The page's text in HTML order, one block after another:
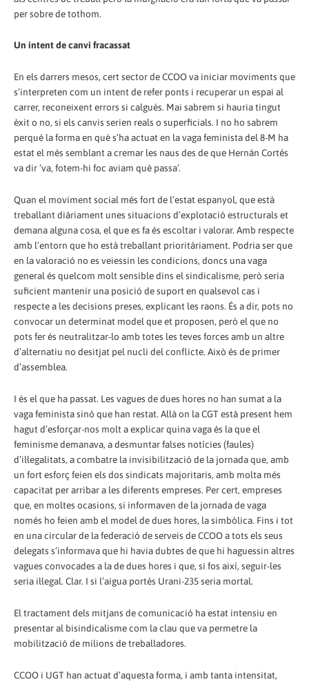
per sobre de tothom.
Un intent de canvi fracassat
En els darrers mesos, cert sector de CCOO va iniciar moviments que
s’interpreten com un intent de refer ponts i recuperar un espai al
carrer, reconeixent errors si calgués. Mai sabrem si hauria tingut
èxit o no, si els canvis serien reals o superficials. I no ho sabrem
perquè la forma en què s’ha actuat en la vaga feminista del 8-M ha
estat el més semblant a cremar les naus des de que Hernán Cortés
va dir ‘va, fotem-hi foc aviam què passa’.
Quan el moviment social més fort de l’estat espanyol, que està
treballant diàriament unes situacions d’explotació estructurals et
demana alguna cosa, el que es fa és escoltar i valorar. Amb respecte
amb l’entorn que ho està treballant prioritàriament. Podria ser que
en la valoració no es veiessin les condicions, doncs una vaga
general és quelcom molt sensible dins el sindicalisme, però seria
suficient mantenir una posició de suport en qualsevol cas i
respecte a les decisions preses, explicant les raons. És a dir, pots no
convocar un determinat model que et proposen, però el que no
pots fer és neutralitzar-lo amb totes les teves forces amb un altre
d’alternatiu no desitjat pel nucli del conflicte. Això és de primer
d’assemblea.
I és el que ha passat. Les vagues de dues hores no han sumat a la
vaga feminista sinó que han restat. Allà on la CGT està present hem
hagut d’esforçar-nos molt a explicar quina vaga és la que el
feminisme demanava, a desmuntar falses notícies (faules)
d’il·legalitats, a combatre la invisibilització de la jornada que, amb
un fort esforç feien els dos sindicats majoritaris, amb molta més
capacitat per arribar a les diferents empreses. Per cert, empreses
que, en moltes ocasions, si informaven de la jornada de vaga
només ho feien amb el model de dues hores, la simbòlica. Fins i tot
en una circular de la federació de serveis de CCOO a tots els seus
delegats s’informava que hi havia dubtes de que hi haguessin altres
vagues convocades a la de dues hores i que, si fos així, seguir-les
seria il·legal. Clar. I si l’aigua portés Urani-235 seria mortal.
El tractament dels mitjans de comunicació ha estat intensiu en
presentar al bisindicalisme com la clau que va permetre la
mobilització de milions de treballadores.
CCOO i UGT han actuat d’aquesta forma, i amb tanta intensitat,